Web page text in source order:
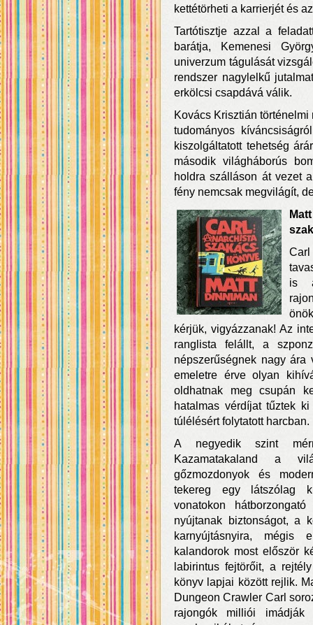
kettétörheti a karrierjét és
Tartótisztje azzal a
barátja, Kemenesi
univerzum tágulását
rendszer nagylelkű
erkölcsi csapdává válik.
Kovács Krisztián
tudományos
kiszolgáltatott tehetség
második világháborús
holdra szálláson át vezet
fény nemcsak megvilágít,
is
kérjük, vigyázzanak! Az
ranglista felállt, a
népszerűségnek nagy
emeletre érve olyan
oldhatnak meg csupán
hatalmas vérdíjat tűztek
túlélésért folytatott harcban.
A negyedik szint
Kazamatakaland a
gőzmozdonyok és
tekereg egy látszólag
vonatokon
nyújtanak biztonságot, a
karnyújtásnyira, mégis
kalandorok most először
labirintus fejtörőit, a
könyv lapjai között rejlik.
Dungeon Crawler Carl
rajongók milliói imádják